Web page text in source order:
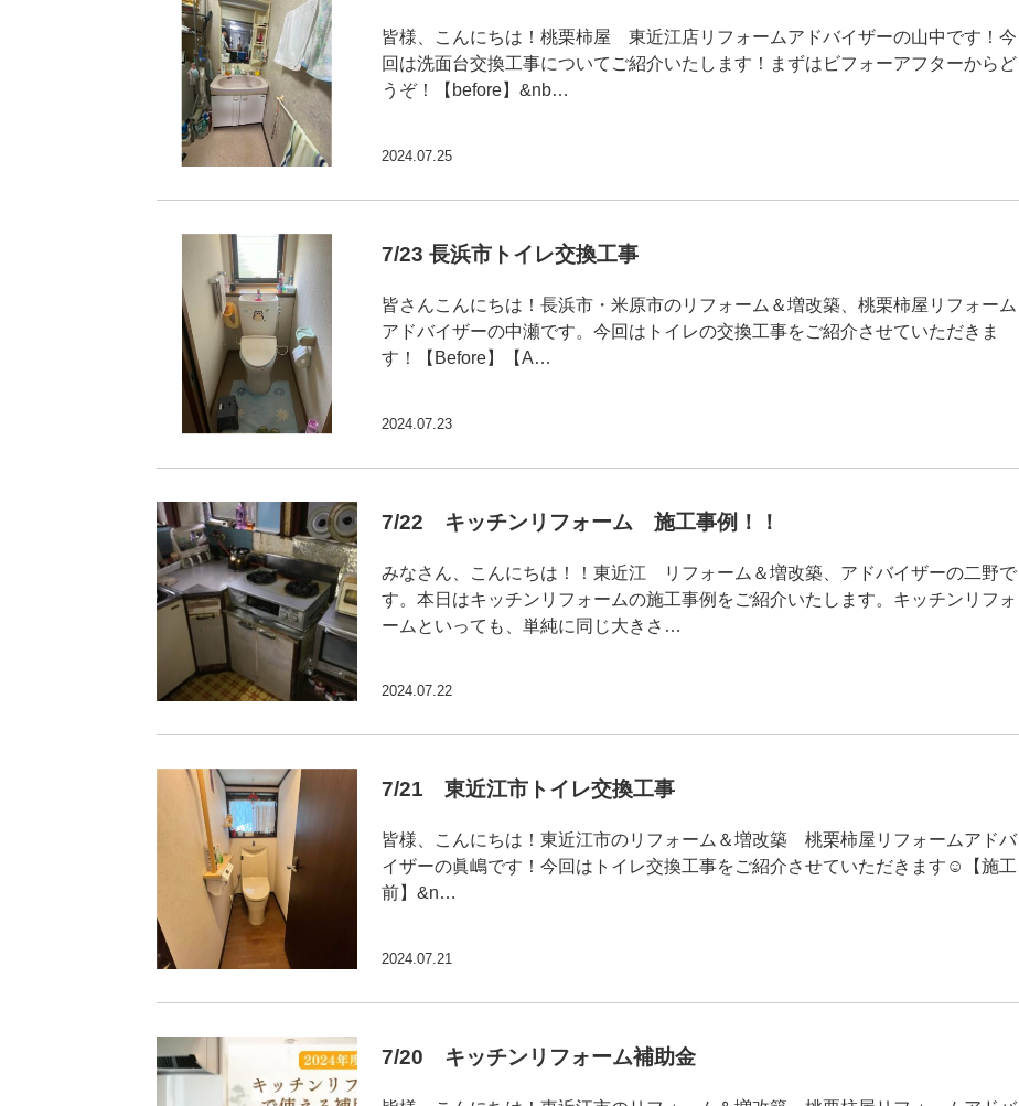
皆様、こんにちは！桃栗柿屋 東近江店リフォームアドバイザーの山中です！今
回は洗面台交換工事についてご紹介いたします！まずはビフォーアフターからど
うぞ！【before】&nb…
2024.07.25
7/23 長浜市トイレ交換工事
皆さんこんにちは！長浜市・米原市のリフォーム＆増改築、桃栗柿屋リフォーム
アドバイザーの中瀬です。今回はトイレの交換工事をご紹介させていただきま
す！【Before】【A…
2024.07.23
7/22 キッチンリフォーム 施工事例！！
みなさん、こんにちは！！東近江 リフォーム＆増改築、アドバイザーの二野で
す。本日はキッチンリフォームの施工事例をご紹介いたします。キッチンリフォ
ームといっても、単純に同じ大きさ…
2024.07.22
7/21 東近江市トイレ交換工事
皆様、こんにちは！東近江市のリフォーム＆増改築 桃栗柿屋リフォームアドバ
イザーの眞嶋です！今回はトイレ交換工事をご紹介させていただきます☺【施工
前】&n…
2024.07.21
7/20 キッチンリフォーム補助金